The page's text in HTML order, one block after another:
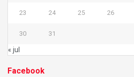
23 24 25 26
30 31
« jul
Facebook